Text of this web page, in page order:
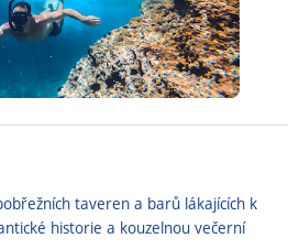
taveren a barů lákajících k
historie a kouzelnou večerní